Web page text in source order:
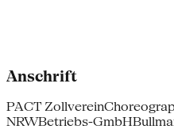
Anschrift
PACT Zollverein
NRWBetriebs-GmbH